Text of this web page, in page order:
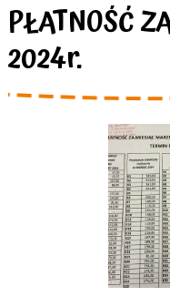
PŁATNOŚĆ
2024r.